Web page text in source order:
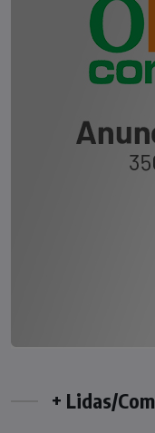
+ Lidas/